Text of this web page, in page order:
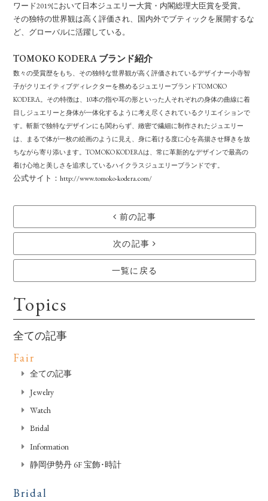
ワード2019において日本ジュエリー大賞・内閣総理大臣賞を受賞。
その独特の世界観は高く評価され、国内外でブティックを展開するな
ど、グローバルに活躍している。
TOMOKO KODERA ブランド紹介
数々の受賞歴をもち、その独特な世界観が高く評価されているデザイナー小寺智
子がクリエイティブディレクターを務めるジュエリーブランドTOMOKO
KODERA。その特徴は、10本の指や耳の形といった人それぞれの身体の曲線に着
目しジュエリーと身体が一体化するように考え尽くされているクリエイションで
す。斬新で独特なデザインにも関わらず、緻密で繊細に制作されたジュエリー
は、まるで体が一枚の絵画のように見え、身に着ける度に心を高揚させ輝きを放
ちながら寄り添います。TOMOKO KODERAは、常に革新的なデザインで最高の
着け心地と美しさを追求しているハイクラスジュエリーブランドです。
公式サイト：http://www.tomoko-kodera.com/
前の記事
次の記事
一覧に戻る
Topics
全ての記事
Fair
全ての記事
Jewelry
Watch
Bridal
Information
静岡伊勢丹 6F 宝飾･時計
Bridal